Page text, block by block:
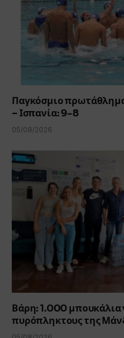
Παγκόσμιο
– Ισπανία: 9-8
05/08/2026
Βάρη: 1.000 μπουκάλια
πυρόπληκτους της